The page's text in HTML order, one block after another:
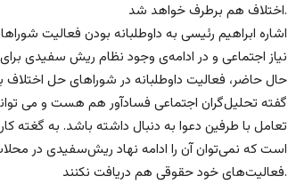
اختلاف هم برطرف خواهد شد.
اشاره ابراهیم رئیسی به داوطلبانه بودن فعالیت
نیاز اجتماعی و در ادامه‌ی وجود نظام ریش سفیدی
حال حاضر، فعالیت داوطلبانه در شوراهای حل
گفته تحلیل‌گران اجتماعی فسادآور هم هست و می
تعامل با طرفین دعوا به دنبال داشته باشد. به گغته
است که نمی‌توان آن را ادامه نهاد ریش‌سفیدی در
فعالیت‌های خود حقوقی هم دریافت نکنند.